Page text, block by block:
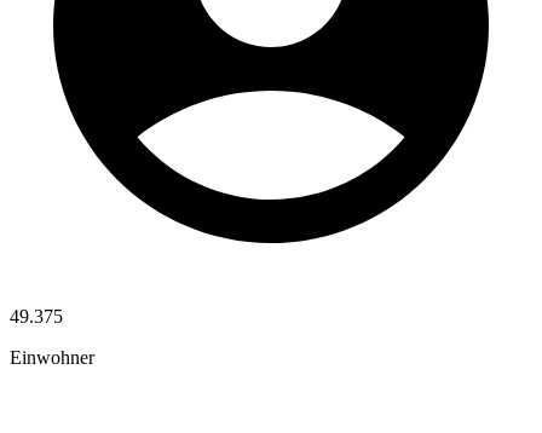
49.375
Einwohner